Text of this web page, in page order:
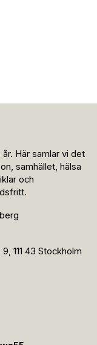
Här samlar vi det
samhället, hälsa
och
111 43 Stockholm